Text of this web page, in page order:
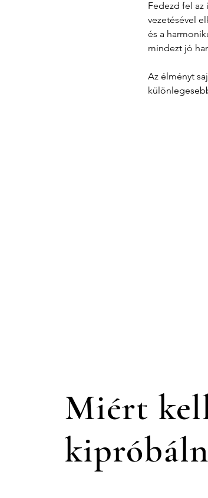
Fedezd fel az
vezetésével
és a
mindezt jó
Az élményt
Miért